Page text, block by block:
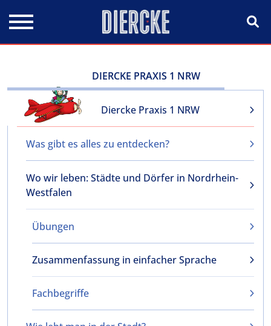
DIERCKE PRAXIS 1 NRW
Diercke Praxis 1 NRW
Was gibt es alles zu entdecken?
Wo wir leben: Städte und Dörfer in Nordrhein-
Westfalen
Übungen
Zusammenfassung in einfacher Sprache
Fachbegriffe